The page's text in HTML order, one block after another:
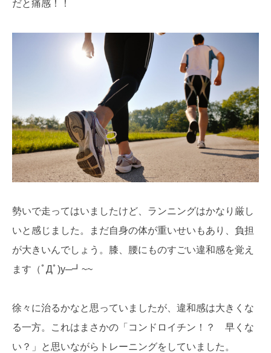
だと痛感！！
勢いで走ってはいましたけど、ランニングはかなり厳し
いと感じました。まだ自身の体が重いせいもあり、負担
が大きいんでしょう。膝、腰にものすごい違和感を覚え
ます（ﾟДﾟ)y─┛~~
徐々に治るかなと思っていましたが、違和感は大きくな
る一方。これはまさかの「コンドロイチン！？ 早くな
い？」と思いながらトレーニングをしていました。